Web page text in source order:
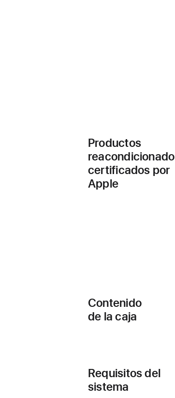
Productos
reacondicionado
certificados por
Apple
Contenido
de la caja
Requisitos del
sistema